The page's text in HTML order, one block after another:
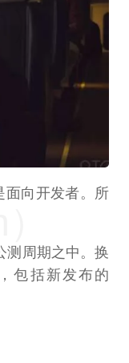
面向开发者。所
测周期之中。换
包括新发布的